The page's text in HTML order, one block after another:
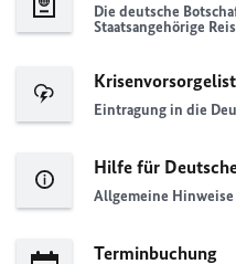
Die deutsche
Staatsangehörige
Eintragung in die
Hilfe für
Allgemeine
Terminbuchung